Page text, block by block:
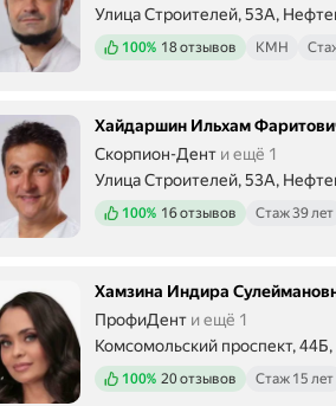
Улица Строителей, 53А,
Положительных отзывов
100% 18 отзывов КМН
Хайдаршин Ильхам
Скорпион-Дент и ещё 1
Улица Строителей, 53А,
Положительных отзывов
100% 16 отзывов Стаж 39 лет
Хамзина Индира
ПрофиДент и ещё 1
Комсомольский проспект,
Положительных отзывов
100% 20 отзывов Стаж 15 лет